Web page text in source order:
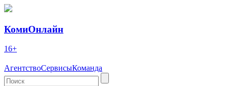
КомиОнлайн
16+
АгентствоСервисыКоманда